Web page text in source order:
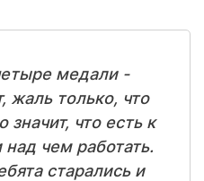
медали -
жаль только, что
значит, что есть к
чем работать.
старались и